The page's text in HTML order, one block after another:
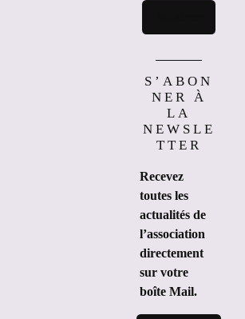
S’ABON
NER À
LA
NEWSLE
TTER
Recevez
toutes les
actualités de
l’association
directement
sur votre
boîte Mail.